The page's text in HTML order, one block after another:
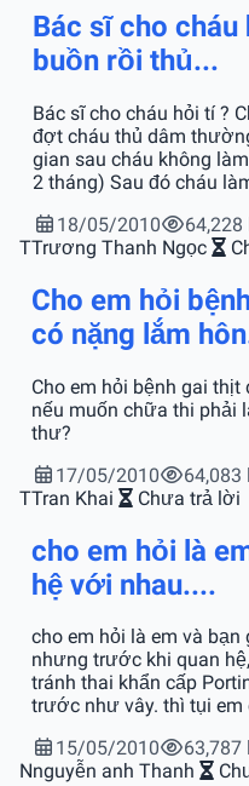
Bác sĩ cho
buồn rồi thủ...
Bác sĩ cho cháu hỏi tí ?
đợt cháu thủ dâm
gian sau cháu không
2 tháng) Sau đó cháu
18/05/2010
TTrương Thanh Ngọc
Cho em hỏi
có nặng lắm
Cho em hỏi bệnh gai
nếu muốn chữa thi phải
thư?
17/05/2010
TTran Khai Chưa trả lời
cho em hỏi là
hệ với nhau....
cho em hỏi là em và
nhưng trước khi quan
tránh thai khẩn cấp
trước như vây. thì tụi em
15/05/2010
Nnguyễn anh Thanh